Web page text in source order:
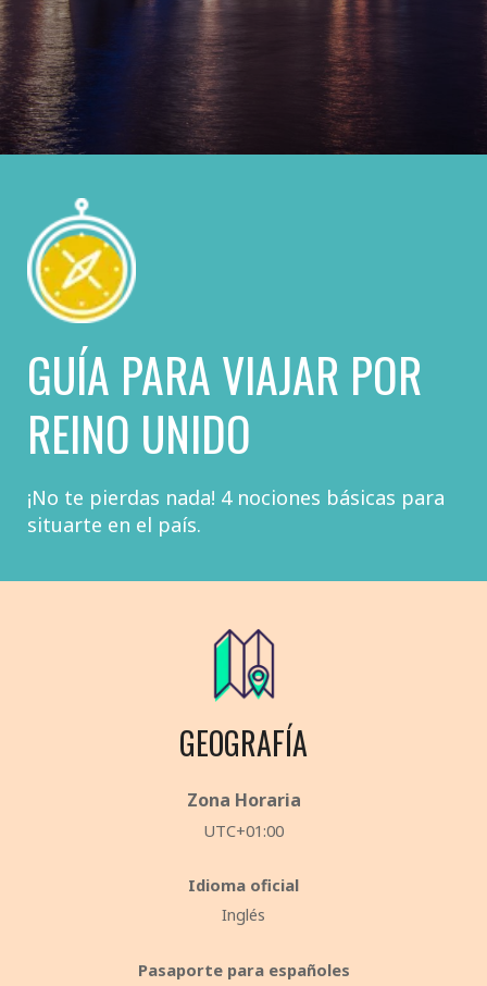
GUÍA PARA VIAJAR POR
REINO UNIDO​
¡No te pierdas nada! 4 nociones básicas para
situarte en el país.
GEOGRAFÍA
Zona Horaria
UTC+01:00
Idioma oficial
Inglés
Pasaporte para españoles